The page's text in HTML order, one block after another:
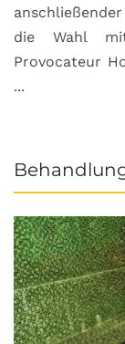
die Wahl
Provocateur
...